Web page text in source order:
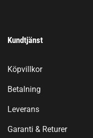
Kundtjänst
Köpvillkor
Betalning
Leverans
Garanti & Returer